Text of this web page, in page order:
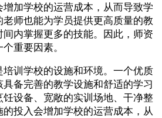
加学校的运营成本，从而导致学
师也能为学员提供更高质量的教
内掌握更多的技能。因此，师资
重要因素。
训学校的设施和环境。一个优质
备完善的教学设施和舒适的学习
设备、宽敞的实训场地、干净整
投入会增加学校的运营成本，从